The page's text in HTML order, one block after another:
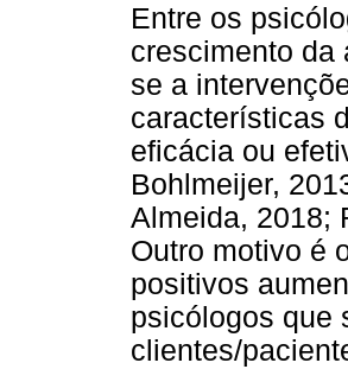
Entre os
crescimento da
se a
características
eficácia ou
Bohlmeijer,
Almeida, 2018;
Outro motivo é
positivos
psicólogos que
clientes/